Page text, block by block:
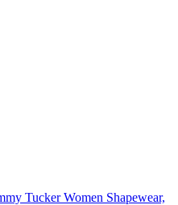
Tucker Women Shapewear,